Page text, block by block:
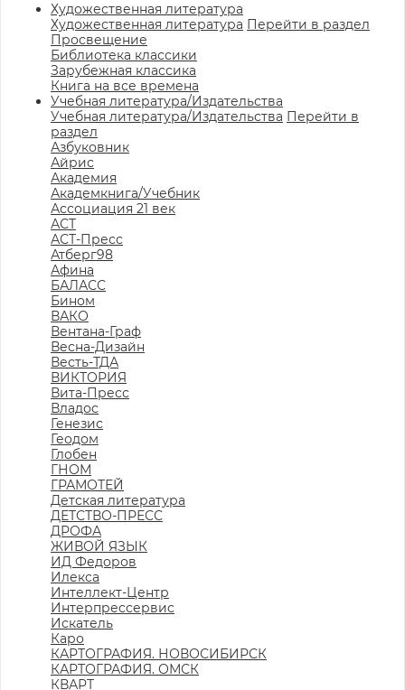
Художественная литература
Художественная литература Перейти в раздел
Просвещение
Библиотека классики
Зарубежная классика
Книга на все времена
Учебная литература/Издательства
Учебная литература/Издательства Перейти в
раздел
Азбуковник
Айрис
Академия
Академкнига/Учебник
Ассоциация 21 век
АСТ
АСТ-Пресс
Атберг98
Афина
БАЛАСС
Бином
ВАКО
Вентана-Граф
Весна-Дизайн
Весть-ТДА
ВИКТОРИЯ
Вита-Пресс
Владос
Генезис
Геодом
Глобен
ГНОМ
ГРАМОТЕЙ
Детская литература
ДЕТСТВО-ПРЕСС
ДРОФА
ЖИВОЙ ЯЗЫК
ИД Федоров
Илекса
Интеллект-Центр
Интерпрессервис
Искатель
Каро
КАРТОГРАФИЯ. НОВОСИБИРСК
КАРТОГРАФИЯ. ОМСК
КВАРТ